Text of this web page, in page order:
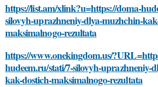
https://list.am/xlink?u=https://doma-
silovyh-uprazhneniy-dlya-muzhchin-
maksimalnogo-rezultata
https://www.onekingdom.us/
hudeem.ru/stati/7-silovyh-uprazhneniy-
kak-dostich-maksimalnogo-rezultata